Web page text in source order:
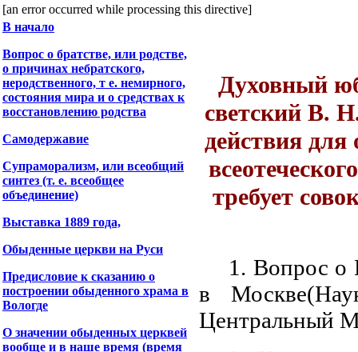
[an error occurred while processing this directive]
В начало
Вопрос о братстве, или родстве,
о причинах небратского,
неродственного, т е. немирного,
состояния мира и о средствах к
восстановлению родства
Самодержавие
Супраморализм, или всеобщий
синтез (т. е. всеобщее
объединение)
Выставка 1889 года,
Обыденные церкви на Руси
Предисловие к сказанию о
построении обыденного храма в
Вологде
О значении обыденных церквей
вообще и в наше время (время
Духовный
светский В.
действия
требует
1. Вопрос о
в
Центральный